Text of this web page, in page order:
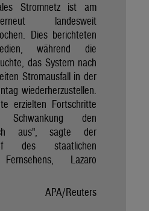
Stromnetz ist am
landesweit
Dies berichteten
während die
das System nach
Stromausfall in der
wiederherzustellen.
erzielten Fortschritte
den
aus", sagte der
des staatlichen
Lazaro
APA/Reuters